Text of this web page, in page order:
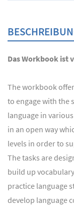
Das Workbook ist
The workbook
to engage with the
language in
in an open way
levels in order to
The tasks are
build up
practice language
develop language